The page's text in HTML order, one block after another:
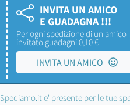
INVITA UN AMICO
E GUADAGNA !!!
Per ogni spedizione di un amico
invitato guadagni 0,10 €
INVITA UN AMICO
Spediamo.it e' presente per le tue